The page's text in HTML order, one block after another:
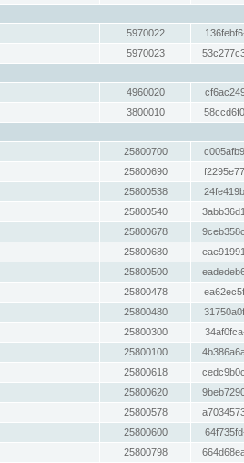
5970022
5970023
4960020
3800010
25800700
25800690
25800538
25800540
25800678
25800680
25800500
25800478
25800480
25800300
25800100
25800618
25800620
25800578
25800600
25800798